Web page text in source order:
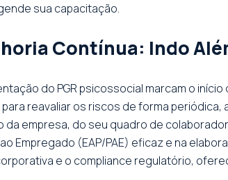
sua capacitação.
Contínua: Indo
do PGR psicossocial marcam o
reavaliar os riscos de forma
empresa, do seu quadro de
Empregado (EAP/PAE) eficaz e na
e o compliance regulatório,